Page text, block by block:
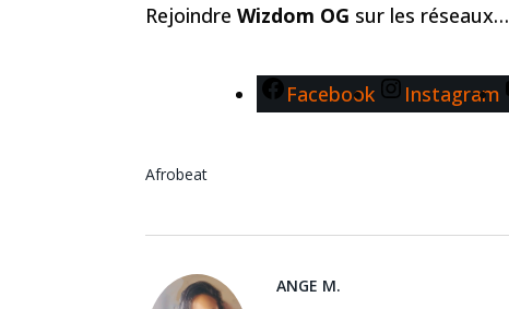
Rejoindre Wizdom OG sur les réseaux…
Facebook Instagram
Afrobeat
ANGE M.